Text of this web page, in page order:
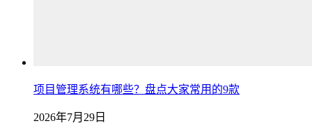
项目管理系统有哪些？盘点大家常用的9款
2026年7月29日